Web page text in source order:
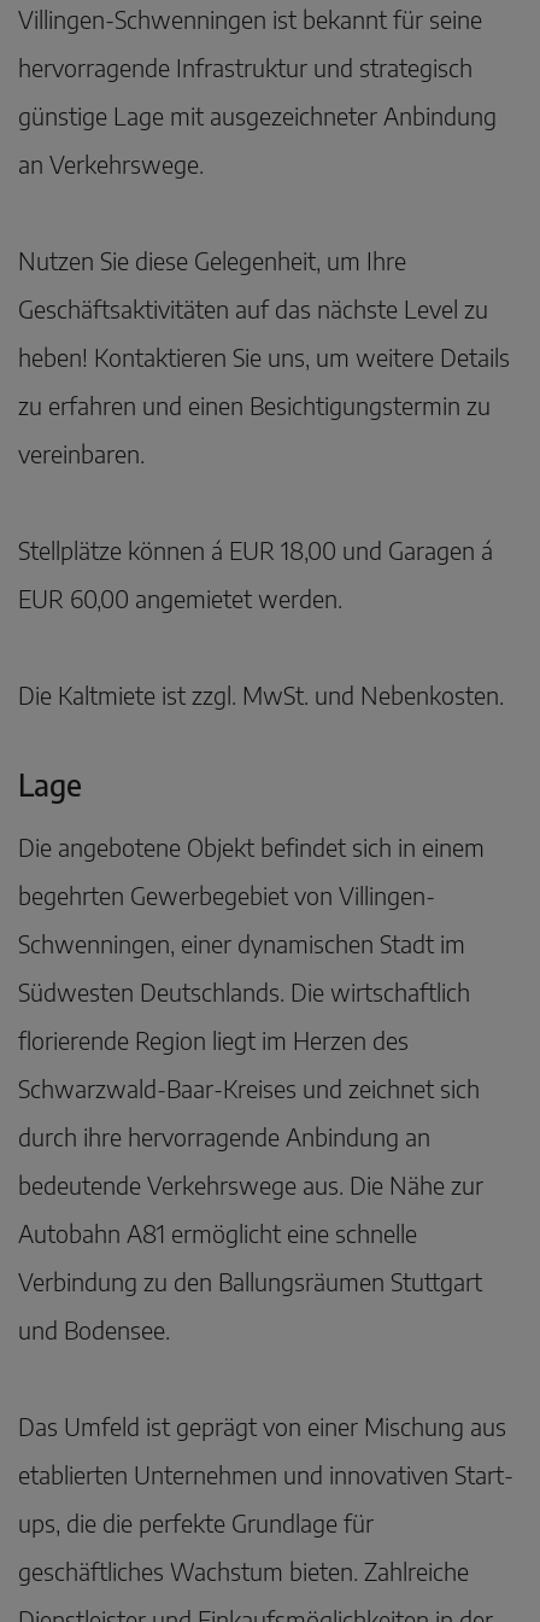
Villingen-Schwenningen ist bekannt für seine
hervorragende Infrastruktur und strategisch
günstige Lage mit ausgezeichneter Anbindung
an Verkehrswege.
Nutzen Sie diese Gelegenheit, um Ihre
Geschäftsaktivitäten auf das nächste Level zu
heben! Kontaktieren Sie uns, um weitere Details
zu erfahren und einen Besichtigungstermin zu
vereinbaren.
Stellplätze können á EUR 18,00 und Garagen á
EUR 60,00 angemietet werden.
Die Kaltmiete ist zzgl. MwSt. und Nebenkosten.
Lage
Die angebotene Objekt befindet sich in einem
begehrten Gewerbegebiet von Villingen-
Schwenningen, einer dynamischen Stadt im
Südwesten Deutschlands. Die wirtschaftlich
florierende Region liegt im Herzen des
Schwarzwald-Baar-Kreises und zeichnet sich
durch ihre hervorragende Anbindung an
bedeutende Verkehrswege aus. Die Nähe zur
Autobahn A81 ermöglicht eine schnelle
Verbindung zu den Ballungsräumen Stuttgart
und Bodensee.
Das Umfeld ist geprägt von einer Mischung aus
etablierten Unternehmen und innovativen Start-
ups, die die perfekte Grundlage für
geschäftliches Wachstum bieten. Zahlreiche